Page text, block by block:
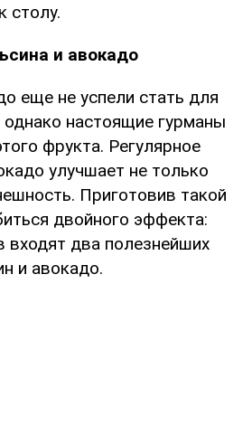
столу.
и авокадо
еще не успели стать для
настоящие гурманы
фрукта. Регулярное
улучшает не только
Приготовив такой
двойного эффекта:
входят два полезнейших
и авокадо.